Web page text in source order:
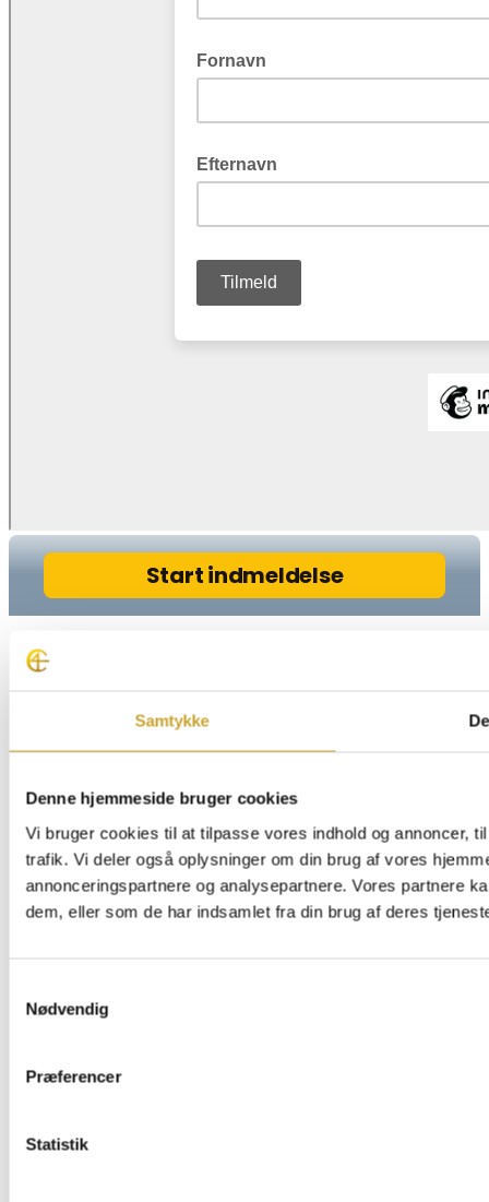
Samtykke
Denne hjemmeside bruger cookies
Vi bruger cookies til at tilpasse vores indhold og annoncer,
trafik. Vi deler også oplysninger om din brug af vores
annonceringspartnere og analysepartnere. Vores partnere
dem, eller som de har indsamlet fra din brug af deres
Nødvendig
Præferencer
Statistik